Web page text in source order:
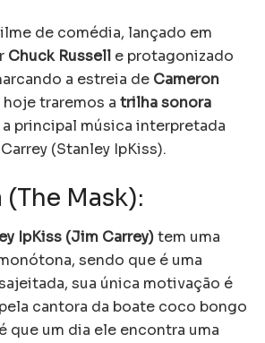
de comédia, lançado em
Chuck Russell e protagonizado
a estreia de Cameron
traremos a trilha sonora
principal música interpretada
(Stanley IpKiss).
(The Mask):
IpKiss (Jim Carrey)tem uma
sendo que é uma
sua única motivação é
cantora da boate coco bongo
que um dia ele encontra uma